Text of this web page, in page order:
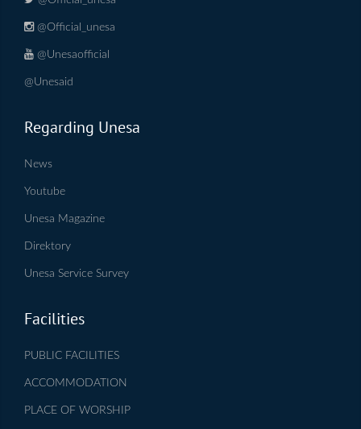
@Official_unesa
@Unesaofficial
@Unesaid
Regarding Unesa
News
Youtube
Unesa Magazine
Direktory
Unesa Service Survey
Facilities
PUBLIC FACILITIES
ACCOMMODATION
PLACE OF WORSHIP